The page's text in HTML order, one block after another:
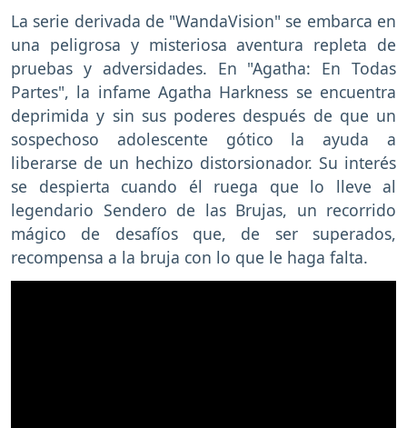
La serie derivada de "WandaVision" se embarca en
una peligrosa y misteriosa aventura repleta de
pruebas y adversidades. En "Agatha: En Todas
Partes", la infame Agatha Harkness se encuentra
deprimida y sin sus poderes después de que un
sospechoso adolescente gótico la ayuda a
liberarse de un hechizo distorsionador. Su interés
se despierta cuando él ruega que lo lleve al
legendario Sendero de las Brujas, un recorrido
mágico de desafíos que, de ser superados,
recompensa a la bruja con lo que le haga falta.